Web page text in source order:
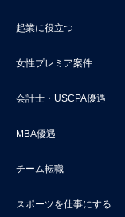
起業に役立つ
女性プレミア案件
会計士・USCPA優遇
MBA優遇
チーム転職
スポーツを仕事にする